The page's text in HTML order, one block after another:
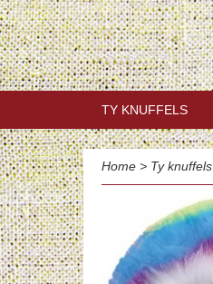
TY KNUFFELS
Home > Ty knuffels